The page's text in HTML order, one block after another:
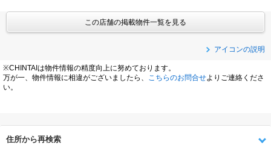
この店舗の掲載物件一覧を見る
アイコンの説明
※CHINTAIは物件情報の精度向上に努めております。
万が一、物件情報に相違がございましたら、
こちらのお問合せよりご連絡くださ
い。
住所から再検索